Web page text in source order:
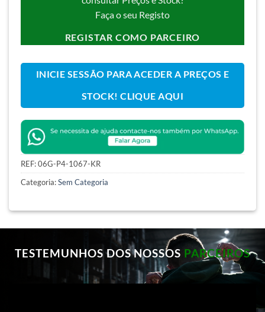
Faça o seu Registo
REGISTAR COMO PARCEIRO
INICIE SESSÃO PARA ACEDER A PREÇOS E
STOCK! CLIQUE AQUI
REF:06G-P4-1067-KR
Categoria:Sem Categoria
TESTEMUNHOS DOS NOSSOS PARCEIROS